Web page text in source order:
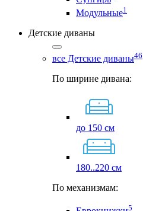
Модульные1
Детские диваны
все Детские диваны46
По ширине дивана:
до 150 см
180..220 см
По механизмам:
5